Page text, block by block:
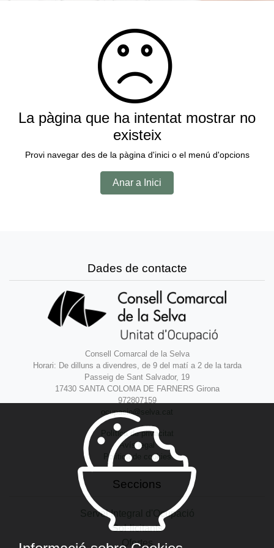
La pàgina que ha intentat mostrar no
existeix
Provi navegar des de la pàgina d'inici o el menú d'opcions
Anar a Inici
Dades de contacte
Consell Comarcal de la Selva
Horari: De dilluns a divendres, de 9 del matí a 2 de la tarda
Passeig de Sant Salvador, 19
17430 SANTA COLOMA DE FARNERS Girona
972807159
ocupacio@selva.cat
Política de privacitat
Avís legal
Política de cookies
Seccions
Servei Integral d'Ocupació
Sol·licitants
Ofertes